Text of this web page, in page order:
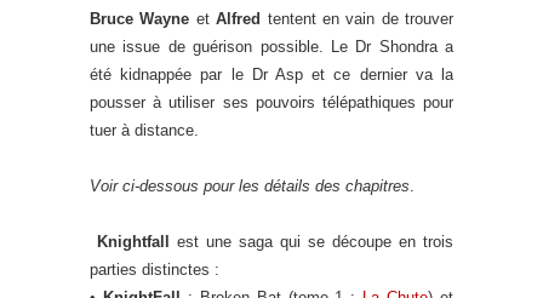
Bruce Wayne etAlfred tentent en vain de trouver
une issue de guérison possible. Le Dr Shondra a
été kidnappée par le Dr Asp et ce dernier va la
pousser à utiliser ses pouvoirs télépathiques pour
tuer à distance.
Voir ci-dessous pour les détails des chapitres.
Knightfall
est une saga qui se découpe en trois
parties distinctes :